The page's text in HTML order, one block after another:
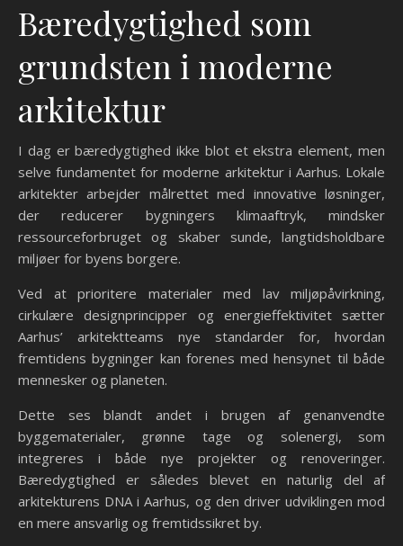
Bæredygtighed som
grundsten i moderne
arkitektur
I dag er bæredygtighed ikke blot et ekstra element, men
selve fundamentet for moderne arkitektur i Aarhus. Lokale
arkitekter arbejder målrettet med innovative løsninger,
der reducerer bygningers klimaaftryk, mindsker
ressourceforbruget og skaber sunde, langtidsholdbare
miljøer for byens borgere.
Ved at prioritere materialer med lav miljøpåvirkning,
cirkulære designprincipper og energieffektivitet sætter
Aarhus’ arkitektteams nye standarder for, hvordan
fremtidens bygninger kan forenes med hensynet til både
mennesker og planeten.
Dette ses blandt andet i brugen af genanvendte
byggematerialer, grønne tage og solenergi, som
integreres i både nye projekter og renoveringer.
Bæredygtighed er således blevet en naturlig del af
arkitekturens DNA i Aarhus, og den driver udviklingen mod
en mere ansvarlig og fremtidssikret by.